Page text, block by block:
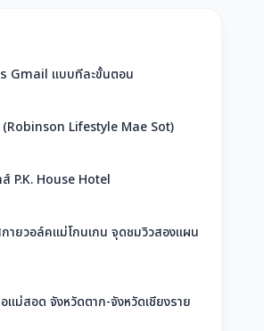
Gmail แบบทีละขั้นตอน
Lifestyle Mae Sot)
ส์ P.K. House Hotel
แม่โกนเกน จุดชมวิวสองแผน
อแม่สอด จังหวัดตาก-จังหวัดเชียงราย